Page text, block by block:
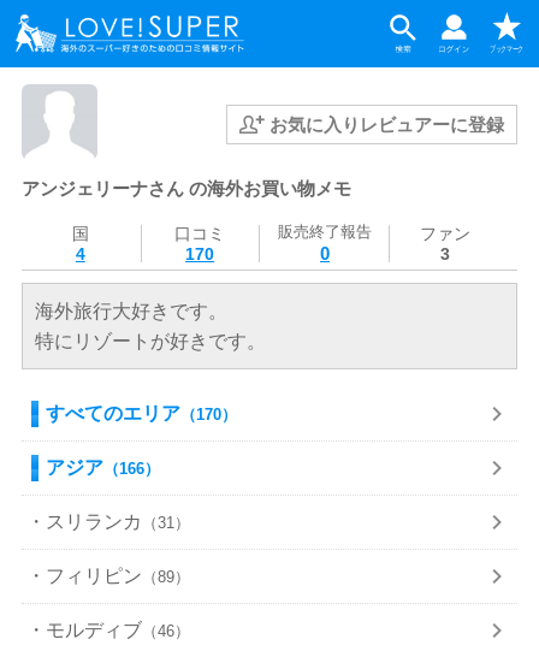
お気に入りレビュアーに登録
アンジェリーナさん の海外お買い物メモ
国
4
口コミ
170
販売終了報告
0
ファン
3
海外旅行大好きです。
特にリゾートが好きです。
すべてのエリア（170）
アジア（166）
・スリランカ （31）
・フィリピン （89）
・モルディブ （46）